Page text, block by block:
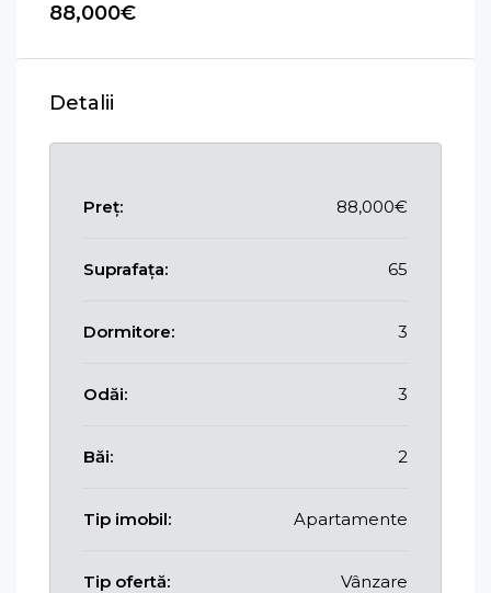
88,000€
Detalii
Preț: 88,000€
Suprafața: 65
Dormitore: 3
Odăi: 3
Băi: 2
Tip imobil: Apartamente
Tip ofertă: Vânzare